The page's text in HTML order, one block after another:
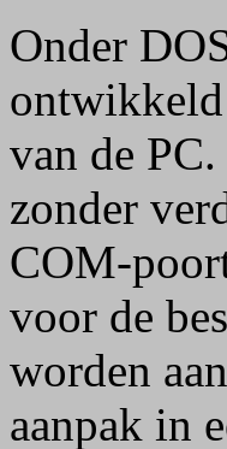
Onder
ontwikkeld
van de
zonder
COM-
voor de
worden
aanpak in